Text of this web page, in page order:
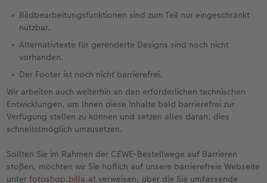
Bildbearbeitungsfunktionen sind zum Teil nur eingeschränkt
nutzbar.
Alternativtexte für gerenderte Designs sind noch nicht
vorhanden.
Der Footer ist noch nicht barrierefrei.
Wir arbeiten auch weiterhin an den erforderlichen technischen
Entwicklungen, um Ihnen diese Inhalte bald barrierefrei zur
Verfügung stellen zu können und setzen alles daran, dies
schnellstmöglich umzusetzen.
Sollten Sie im Rahmen der CEWE-Bestellwege auf Barrieren
stoßen, möchten wir Sie höflich auf unsere barrierefreie Webseite
unterfotoshop.billa.at verweisen, über die Sie umfassende